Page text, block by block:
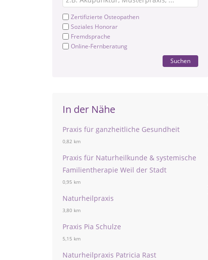
Zertifizierte Osteopathen
Soziales Honorar
Fremdsprache
Online-Fernberatung
Suchen
In der Nähe
Praxis für ganzheitliche Gesundheit
0,82 km
Praxis für Naturheilkunde & systemische
Familientherapie Weil der Stadt
0,95 km
Naturheilpraxis
3,80 km
Praxis Pia Schulze
5,15 km
Naturheilpraxis Patricia Rast